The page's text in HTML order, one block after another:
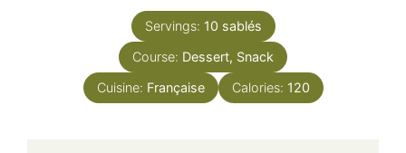
Servings: 10 sablés
Course: Dessert, Snack
Cuisine: Française Calories: 120